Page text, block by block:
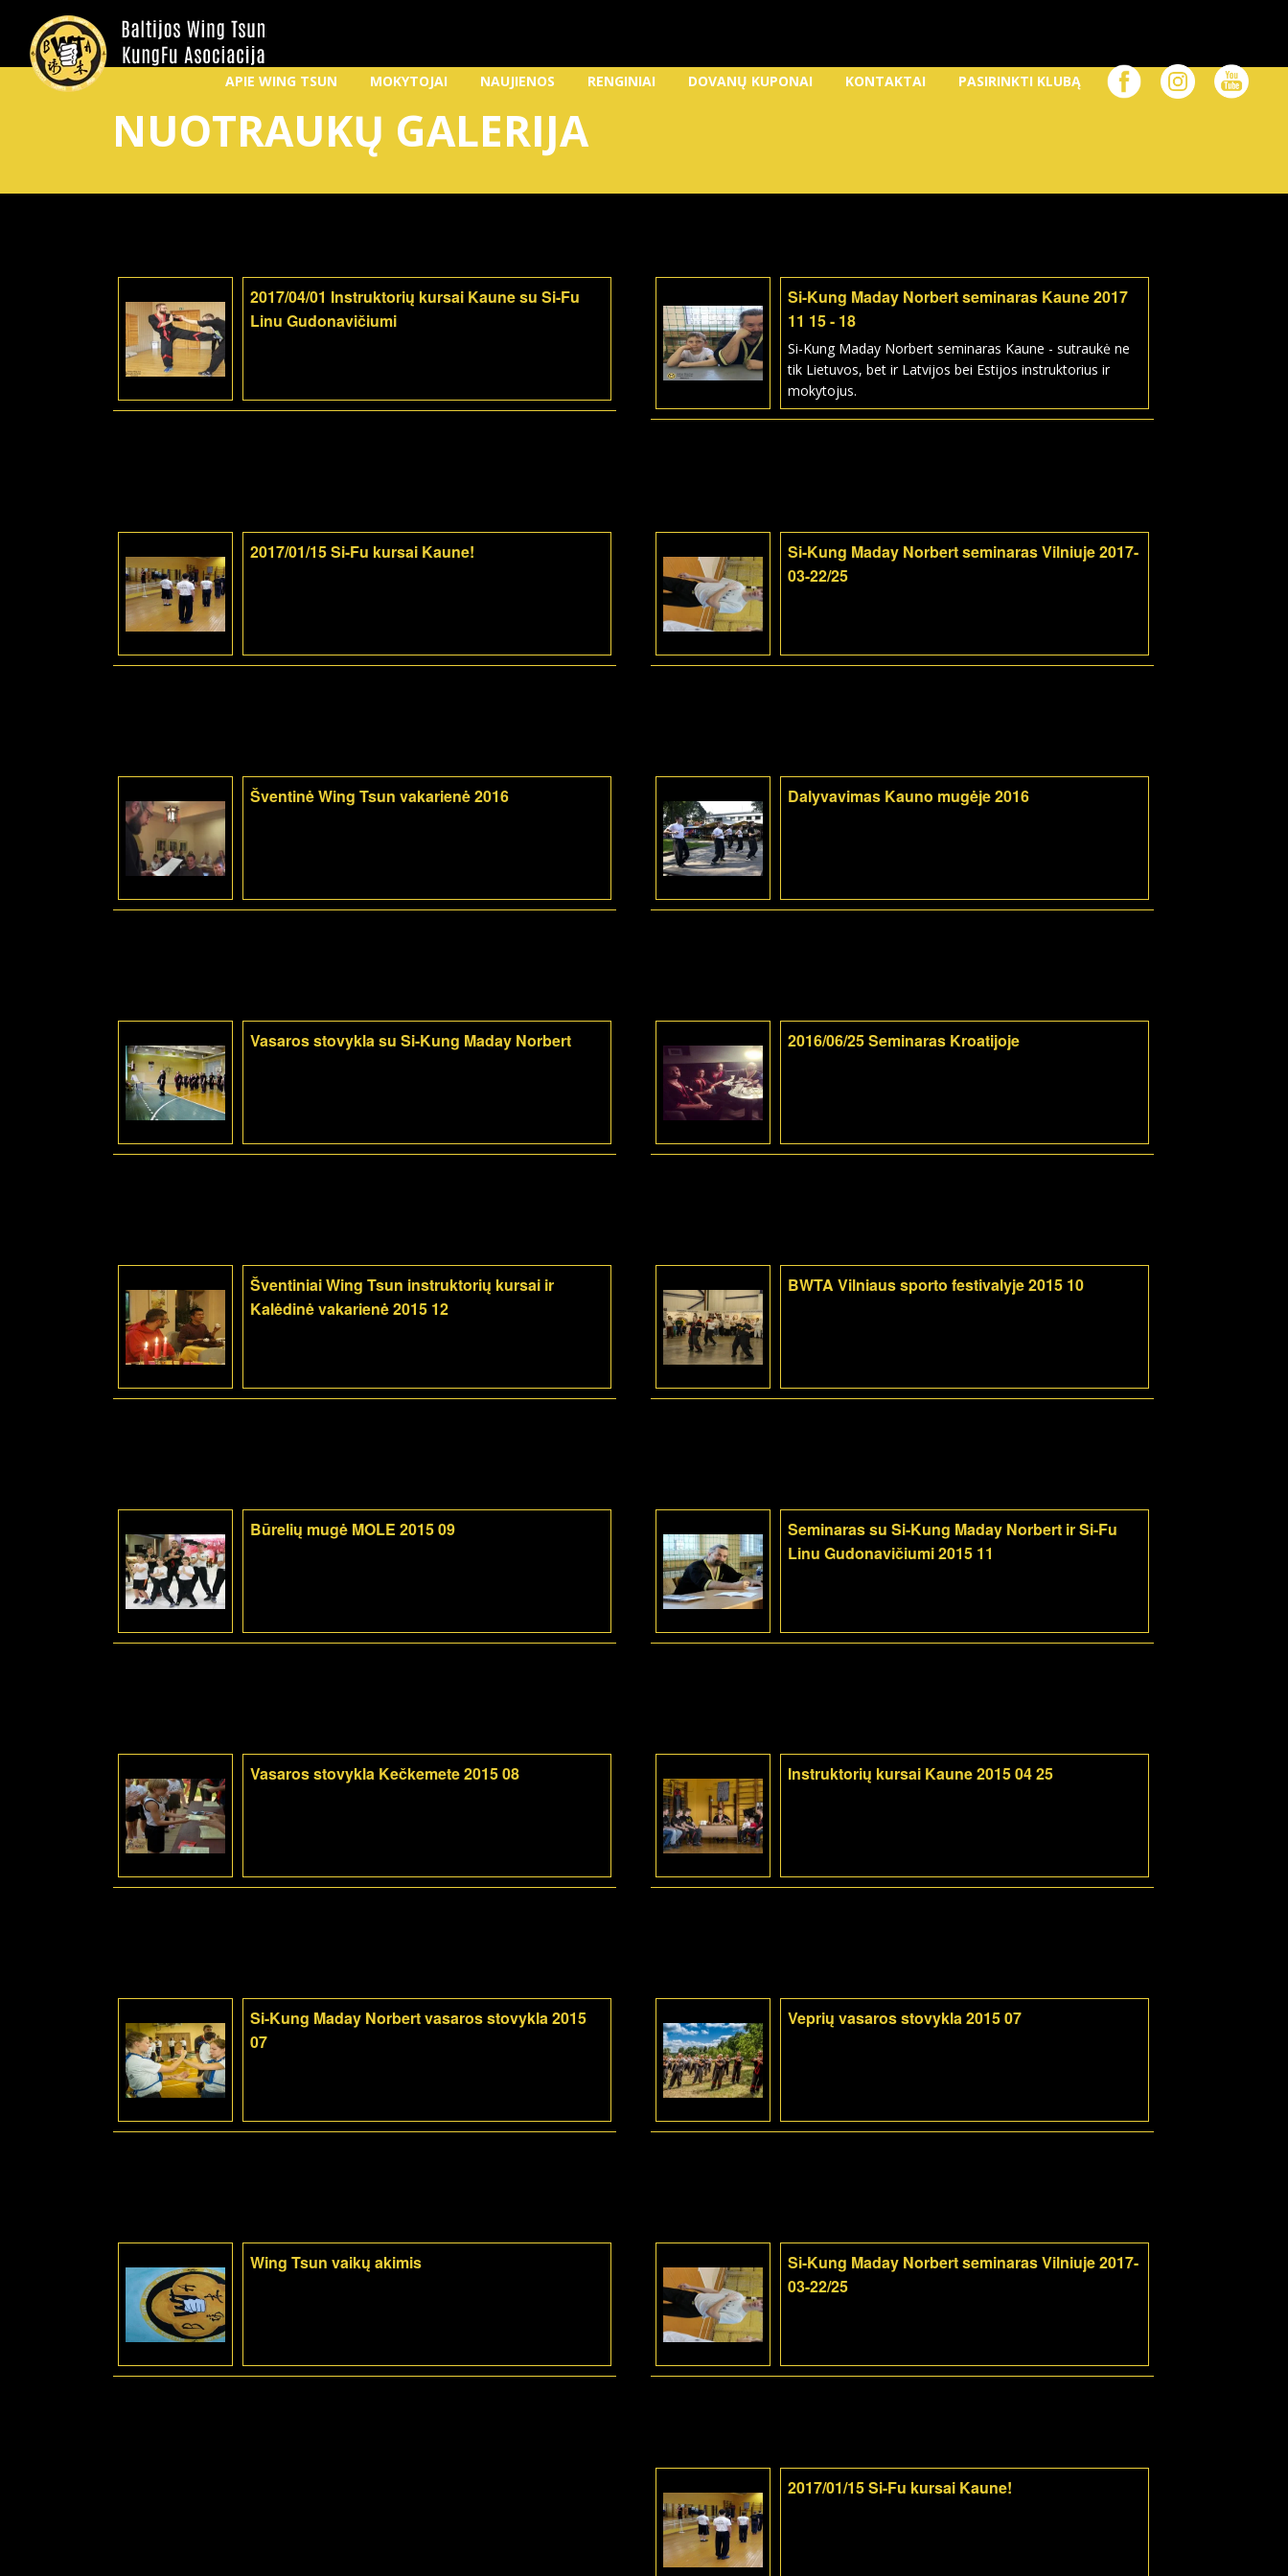
APIE WING TSUN MOKYTOJAI NAUJIENOS RENGINIAI DOVANŲ KUPONAI KONTAKTAI PASIRINKTI KLUBĄ
NUOTRAUKŲ GALERIJA
2017/04/01 Instruktorių kursai Kaune su Si-Fu
Linu Gudonavičiumi
Si-Kung Maday Norbert seminaras Kaune 2017
11 15 - 18
Si-Kung Maday Norbert seminaras Kaune - sutraukė ne
tik Lietuvos, bet ir Latvijos bei Estijos instruktorius ir
mokytojus.
2017/01/15 Si-Fu kursai Kaune!
Si-Kung Maday Norbert seminaras Vilniuje 2017-
03-22/25
Šventinė Wing Tsun vakarienė 2016 Dalyvavimas Kauno mugėje 2016
Vasaros stovykla su Si-Kung Maday Norbert 2016/06/25 Seminaras Kroatijoje
Šventiniai Wing Tsun instruktorių kursai ir
Kalėdinė vakarienė 2015 12
BWTA Vilniaus sporto festivalyje 2015 10
Būrelių mugė MOLE 2015 09
Seminaras su Si-Kung Maday Norbert ir Si-Fu
Linu Gudonavičiumi 2015 11
Vasaros stovykla Kečkemete 2015 08 Instruktorių kursai Kaune 2015 04 25
Si-Kung Maday Norbert vasaros stovykla 2015
07
Veprių vasaros stovykla 2015 07
Wing Tsun vaikų akimis
Si-Kung Maday Norbert seminaras Vilniuje 2017-
03-22/25
2017/01/15 Si-Fu kursai Kaune!